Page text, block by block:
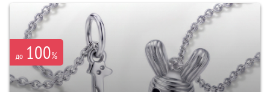
до 100%